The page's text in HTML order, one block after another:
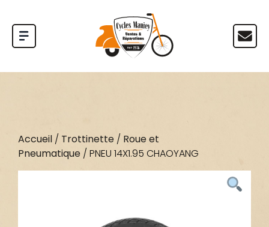
Accueil / Trottinette / Roue et
Pneumatique / PNEU 14X1.95 CHAOYANG